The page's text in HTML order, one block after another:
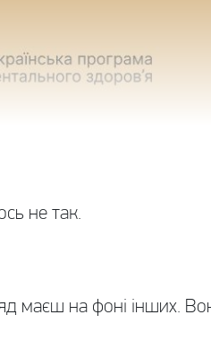
не так.
маєш на фоні інших.